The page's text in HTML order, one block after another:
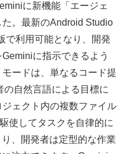
に新機能「エージェ
。最新のAndroid Studio
で利用可能となり、開発
に指示できるよう
ードは、単なるコード提
自然言語による目標に
ェクト内の複数ファイル
使してタスクを自律的に
、開発者は定型的な作業